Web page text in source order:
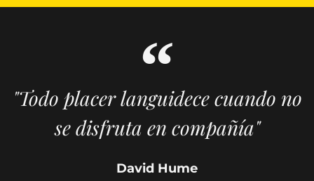
"Todo placer languidece cuando no
se disfruta en compañía"
David Hume